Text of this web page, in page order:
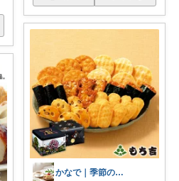
かなで｜季節のスイーツとお得な手帖🌿